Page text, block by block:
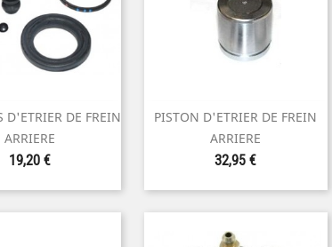
D'ETRIER DE FREIN
ARRIERE
Prix
19,20 €
rapide
PISTON D'ETRIER DE FREIN
ARRIERE
Prix
32,95 €
Aperçu rapide